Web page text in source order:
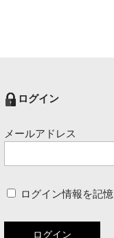
ログイン
メールアドレス
ログイン情報を記憶